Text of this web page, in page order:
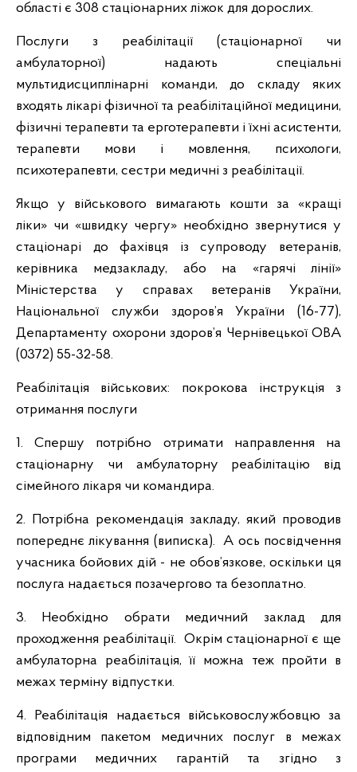
області є 308 стаціонарних ліжок для дорослих.
Послуги з реабілітації (стаціонарної чи
амбулаторної) надають спеціальні
мультидисциплінарні команди, до складу яких
входять лікарі фізичної та реабілітаційної медицини,
фізичні терапевти та ерготерапевти і їхні асистенти,
терапевти мови і мовлення, психологи,
психотерапевти, сестри медичні з реабілітації.
Якщо у військового вимагають кошти за «кращі
ліки» чи «швидку чергу» необхідно звернутися у
стаціонарі до фахівця із супроводу ветеранів,
керівника медзакладу, або на «гарячі лінії»
Міністерства у справах ветеранів України,
Національної служби здоров’я України (16-77),
Департаменту охорони здоров’я Чернівецької ОВА
(0372) 55-32-58.
Реабілітація військових: покрокова інструкція з
отримання послуги
1. Спершу потрібно отримати направлення на
стаціонарну чи амбулаторну реабілітацію від
сімейного лікаря чи командира.
2. Потрібна рекомендація закладу, який проводив
попереднє лікування (виписка). А ось посвідчення
учасника бойових дій - не обов’язкове, оскільки ця
послуга надається позачергово та безоплатно.
3. Необхідно обрати медичний заклад для
проходження реабілітації. Окрім стаціонарної є ще
амбулаторна реабілітація, її можна теж пройти в
межах терміну відпустки.
4. Реабілітація надається військовослужбовцю за
відповідним пакетом медичних послуг в межах
програми медичних гарантій та згідно з